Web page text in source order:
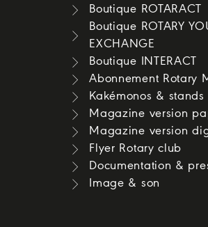
Boutique ROTARACT
Boutique ROTARY
EXCHANGE
Boutique INTERACT
Abonnement Rotary
Kakémonos & stands
Magazine version
Magazine version
Flyer Rotary club
Documentation &
Image & son